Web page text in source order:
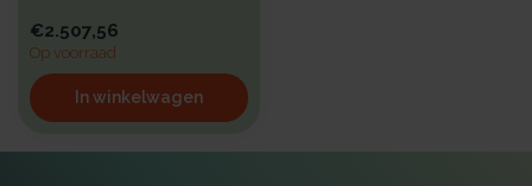
€2.507,56
Op voorraad
In winkelwagen